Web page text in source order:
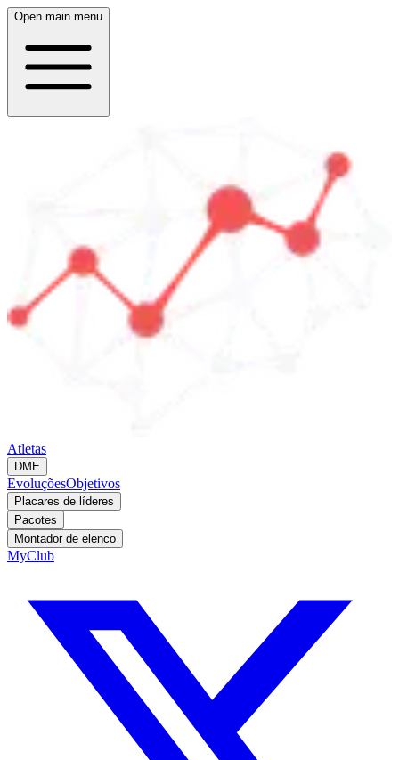
Open main menu
Atletas
DME
EvoluçõesObjetivos
Placares de líderes
Pacotes
Montador de elenco
MyClub